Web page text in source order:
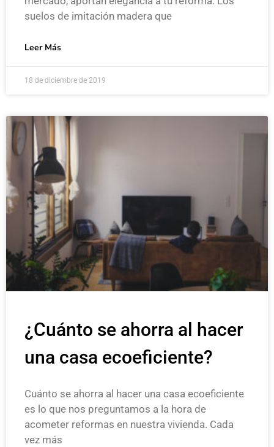
suelos de imitación madera que
Leer Más
18 de diciembre de 2019
¿Cuánto se ahorra al hacer
una casa ecoeficiente?
Cuánto se ahorra al hacer una casa ecoeficiente
es lo que nos preguntamos a la hora de
acometer reformas en nuestra vivienda. Cada
vez más